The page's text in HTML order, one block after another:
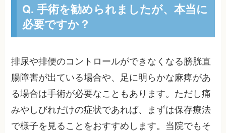
Q. 手術を勧められましたが、本当に
必要ですか？
排尿や排便のコントロールができなくなる膀胱直
腸障害が出ている場合や、足に明らかな麻痺があ
る場合は手術が必要なこともあります。ただし痛
みやしびれだけの症状であれば、まずは保存療法
で様子を見ることをおすすめします。当院でもそ